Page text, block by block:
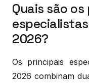
Quais são
especialistas
2026?
Os principais
2026 combinam